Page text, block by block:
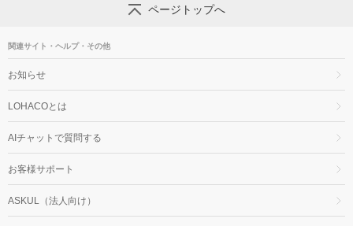
ページトップへ
関連サイト・ヘルプ・その他
お知らせ
LOHACOとは
AIチャットで質問する
お客様サポート
ASKUL（法人向け）